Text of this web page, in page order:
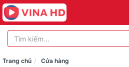
Trang chủ Cửa hàng